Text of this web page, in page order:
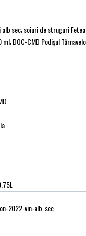
sec; soiuri de struguri
DOC-CMD Podişul
2022-vin-alb-sec